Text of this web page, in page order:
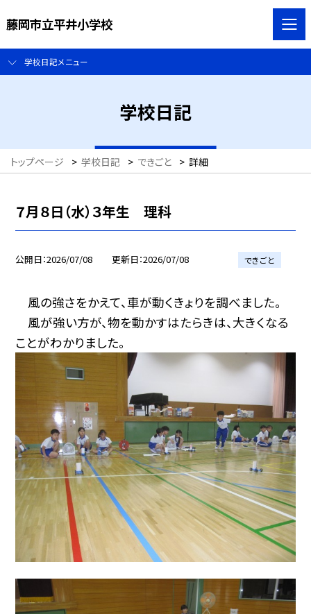
藤岡市立平井小学校
学校日記メニュー
学校日記
トップページ > 学校日記 > できごと > 詳細
７月８日（水）３年生 理科
公開日 2026/07/08 更新日 2026/07/08 できごと
風の強さをかえて、車が動くきょりを調べました。
風が強い方が、物を動かすはたらきは、大きくなる
ことがわかりました。